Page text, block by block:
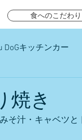
食へのこだわり
DoGキッチンカー
焼き
そ汁・キャベツ